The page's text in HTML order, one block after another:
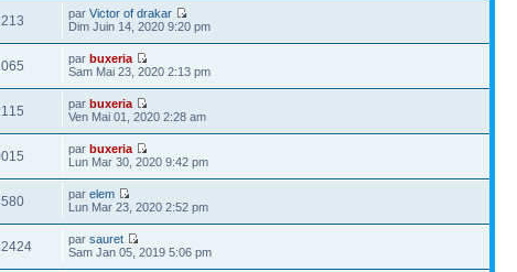
parVictor of drakar
Dim Juin 14, 2020 9:20 pm
parbuxeria
Sam Mai 23, 2020 2:13 pm
parbuxeria
Ven Mai 01, 2020 2:28 am
parbuxeria
Lun Mar 30, 2020 9:42 pm
parelem
Lun Mar 23, 2020 2:52 pm
parsauret
Sam Jan 05, 2019 5:06 pm